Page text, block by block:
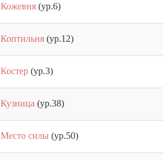
Кожевня (ур.6)
Коптильня (ур.12)
Костер (ур.3)
Кузница (ур.38)
Место силы (ур.50)